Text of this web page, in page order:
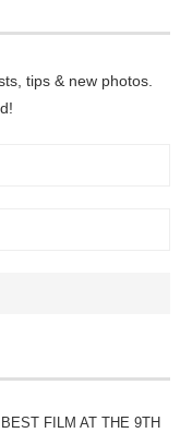
tips & new photos.
FILM AT THE 9TH